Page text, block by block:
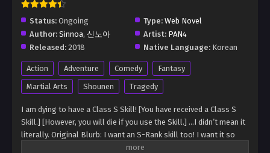
Status: Ongoing Type: Web Novel
Author: Sinnoa, 신노아 Artist: PAN4
Released: 2018 Native Language: Korean
Action Adventure Comedy
Fantasy
Martial Arts
Shounen Tragedy
I am dying to have a Class S Skill! [You have received a Class S
Skill.] [However, you will die if you use the Skill.] …I didn’t mean it
literally. Original Blurb: I want an S-Rank skill too! I want it so
badly, I would even die for it! [You have awakened an S-Rank skill.]